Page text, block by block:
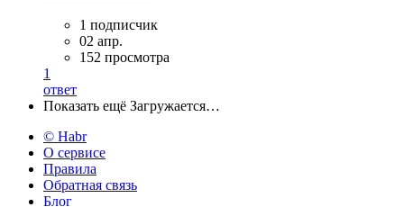
1 подписчик
02 апр.
152 просмотра
1
ответ
Показать ещё Загружается…
© Habr
О сервисе
Правила
Обратная связь
Блог